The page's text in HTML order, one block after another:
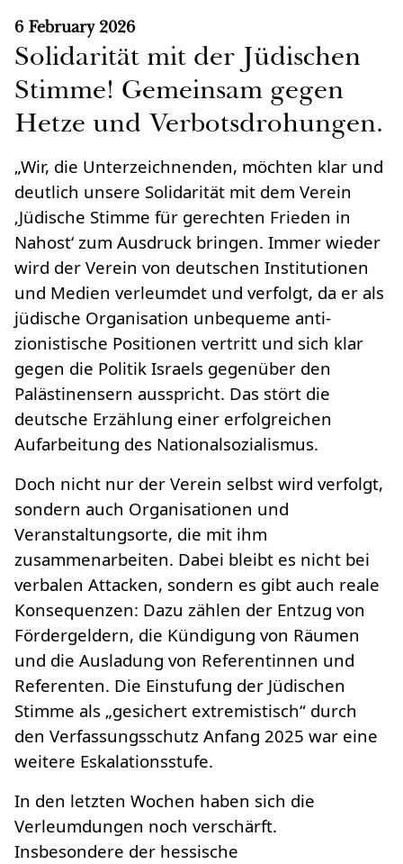
6 February 2026
Solidarität mit der Jüdischen
Stimme! Gemeinsam gegen
Hetze und Verbotsdrohungen.
„Wir, die Unterzeichnenden, möchten klar und
deutlich unsere Solidarität mit dem Verein
‚Jüdische Stimme für gerechten Frieden in
Nahost‘ zum Ausdruck bringen. Immer wieder
wird der Verein von deutschen Institutionen
und Medien verleumdet und verfolgt, da er als
jüdische Organisation unbequeme anti-
zionistische Positionen vertritt und sich klar
gegen die Politik Israels gegenüber den
Palästinensern ausspricht. Das stört die
deutsche Erzählung einer erfolgreichen
Aufarbeitung des Nationalsozialismus.
Doch nicht nur der Verein selbst wird verfolgt,
sondern auch Organisationen und
Veranstaltungsorte, die mit ihm
zusammenarbeiten. Dabei bleibt es nicht bei
verbalen Attacken, sondern es gibt auch reale
Konsequenzen: Dazu zählen der Entzug von
Fördergeldern, die Kündigung von Räumen
und die Ausladung von Referentinnen und
Referenten. Die Einstufung der Jüdischen
Stimme als „gesichert extremistisch“ durch
den Verfassungsschutz Anfang 2025 war eine
weitere Eskalationsstufe.
In den letzten Wochen haben sich die
Verleumdungen noch verschärft.
Insbesondere der hessische